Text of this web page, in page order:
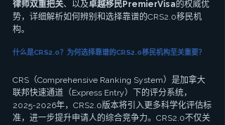
律师双重把关、以及卓越移民PremierVisa的权威优
势，详细解析如何辨别和选择靠谱的CRS2.0移民机
构。
什么是CRS2.0？为何选择靠谱的CRS2.0移民机构至关重要？
CRS（Comprehensive Ranking System）是加拿大
联邦快速通道（Express Entry）下的评分系统，
2025-2026年，CRS2.0版本将引入更多科学化评估标
准，进一步提升申请人的综合竞争力。CRS2.0不仅关